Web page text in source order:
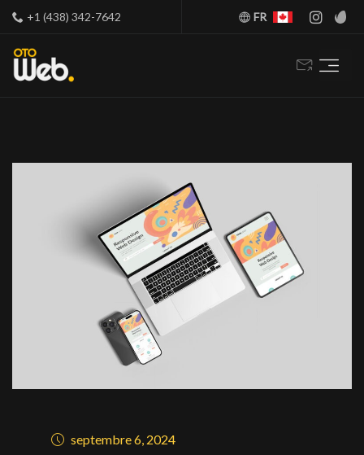
+1 (438) 342-7642 FR
septembre 6, 2024